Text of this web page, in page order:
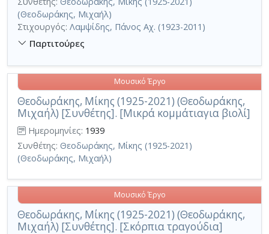
(Θεοδωράκης, Μιχαήλ)
Στιχουργός: Λαμψίδης, Πάνος Αχ. (1923-2011)
Παρτιτούρες
Θεοδωράκης, Μίκης (1925-2021) (Θεοδωράκης,
Μιχαήλ) [Συνθέτης]. [Μικρά κομμάτιαγια βιολί]
Μουσικό Έργο
Ημερομηνίες: 1939
Συνθέτης: Θεοδωράκης, Μίκης (1925-2021)
(Θεοδωράκης, Μιχαήλ)
Θεοδωράκης, Μίκης (1925-2021) (Θεοδωράκης,
Μιχαήλ) [Συνθέτης]. [Σκόρπια τραγούδια]
Μουσικό Έργο